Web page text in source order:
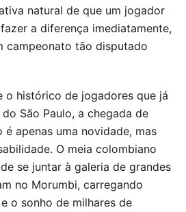
natural de que um jogador
a diferença imediatamente,
campeonato tão disputado
o histórico de jogadores que já
São Paulo, a chegada de
é apenas uma novidade, mas
O meia colombiano
se juntar à galeria de grandes
no Morumbi, carregando
o sonho de milhares de